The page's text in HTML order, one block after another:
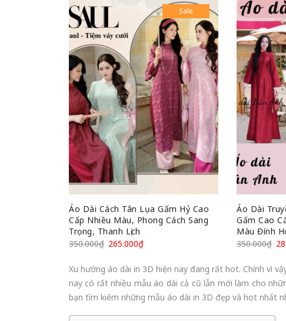
Sale
Áo Dài Cách Tân Lụa Gấm Hỷ Cao
Cấp Nhiều Màu, Phong Cách Sang
Trọng, Thanh Lịch
350.000₫ 265.000₫
Áo Dài
Gấm Cao
Màu Đính
350.000₫
Xu hướng áo dài in 3D hiện nay đang rất hot. Chính vì
nay có rất nhiều mẫu áo dài cả cũ lẫn mới làm cho
bạn tìm kiếm những mẫu áo dài in 3D đẹp và hot nhất